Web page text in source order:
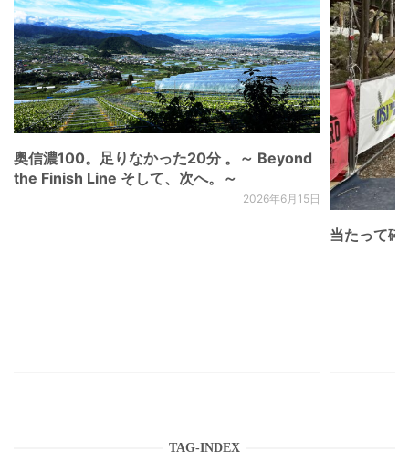
奥信濃100。足りなかった20分 。～ Beyond
the Finish Line そして、次へ。～
2026年6月15日
当たって砕
TAG-INDEX